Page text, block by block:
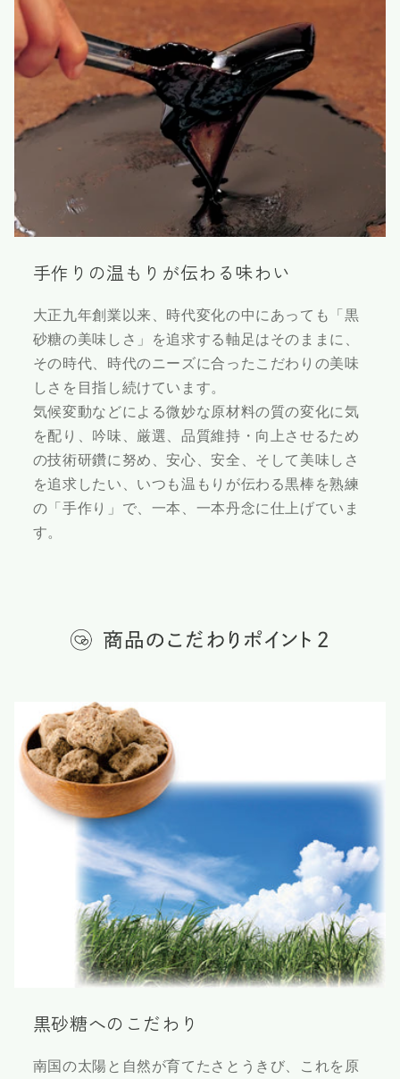
手作りの温もりが伝わる味わい
大正九年創業以来、時代変化の中にあっても「黒
砂糖の美味しさ」を追求する軸足はそのままに、
その時代、時代のニーズに合ったこだわりの美味
しさを目指し続けています。
気候変動などによる微妙な原材料の質の変化に気
を配り、吟味、厳選、品質維持・向上させるため
の技術研鑽に努め、安心、安全、そして美味しさ
を追求したい、いつも温もりが伝わる黒棒を熟練
の「手作り」で、一本、一本丹念に仕上げていま
す。
黒砂糖へのこだわり
南国の太陽と自然が育てたさとうきび、これを原